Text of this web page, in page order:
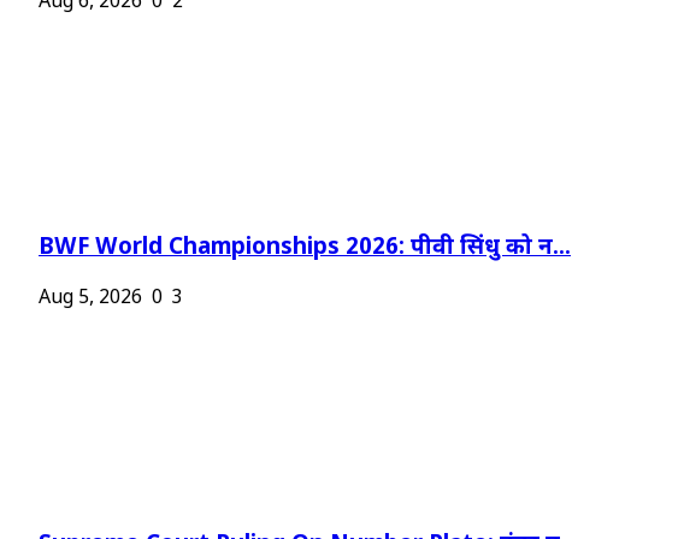
BWF World Championships 2026: पीवी सिंधु को न...
Aug 5, 2026 0 3